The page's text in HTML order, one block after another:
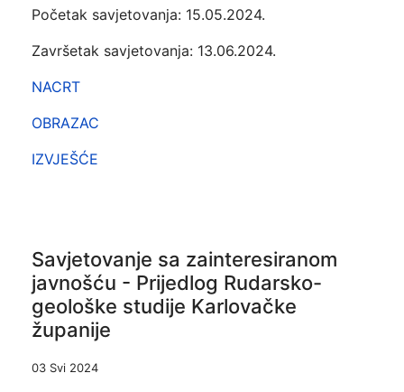
Početak savjetovanja: 15.05.2024.
Završetak savjetovanja: 13.06.2024.
NACRT
OBRAZAC
IZVJEŠĆE
Savjetovanje sa zainteresiranom
javnošću - Prijedlog Rudarsko-
geološke studije Karlovačke
županije
03 Svi 2024